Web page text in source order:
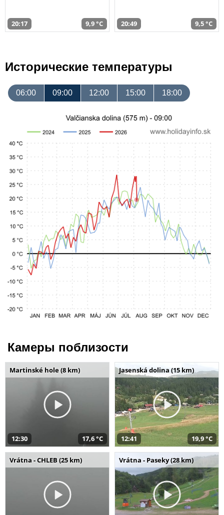
20:17 9,9 °C 20:49 9,5 °C
Исторические температуры
06:00 09:00 12:00 15:00 18:00
Камеры поблизости
Martinské hole (8 km)
12:30 17,6 °C
Jasenská dolina (15 km)
12:41 19,9 °C
Vrátna - CHLEB (25 km) Vrátna - Paseky (28 km)